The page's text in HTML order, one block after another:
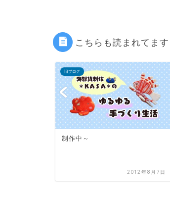
こちらも読まれてます
旧ブログ
柏島ダイビング☆ハゼ編
2013年7月14日